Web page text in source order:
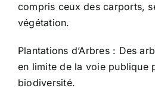
compris ceux des carports,
végétation.
Plantations d’Arbres : Des
en limite de la voie publique
biodiversité.